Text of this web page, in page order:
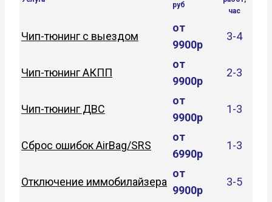
руб
час
Чип-тюнинг с выездом
от
9900р
3-4
Чип-тюнинг АКПП
от
9900р
2-3
Чип-тюнинг ДВС
от
9900р
1-3
Сброс ошибок AirBag/SRS
от
6990р
1-3
Отключение иммобилайзера
от
9900р
3-5